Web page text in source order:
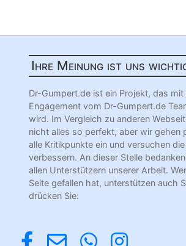
Ihre Meinung ist uns
Dr-Gumpert.de ist ein Projekt, das mit
Engagement vom Dr-Gumpert.de
wird. Im Vergleich zu anderen
nicht alles so perfekt, aber wir gehen
alle Kritikpunkte ein und versuchen
verbessern. An dieser Stelle
allen Unterstützern unserer Arbeit.
Seite gefallen hat, unterstützen auch
drücken Sie: